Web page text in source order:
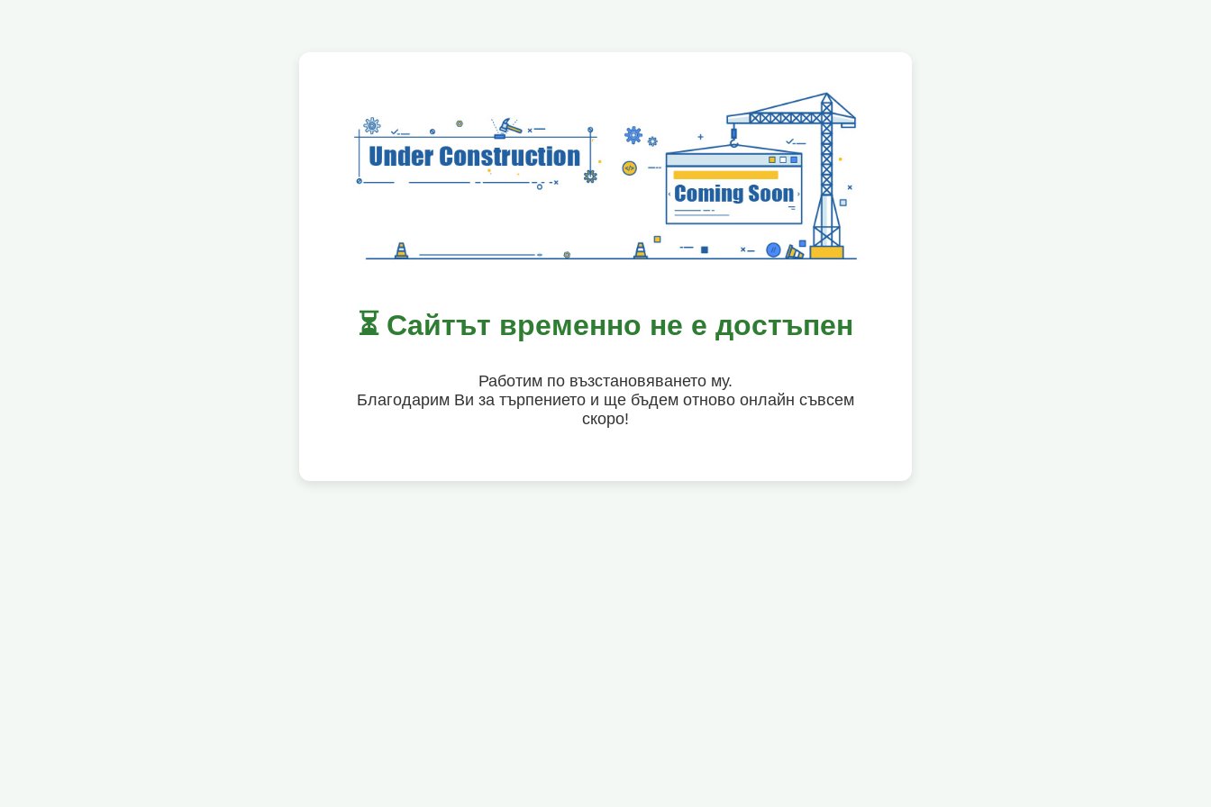
⏳ Сайтът временно не е достъпен
Работим по възстановяването му.
Благодарим Ви за търпението и ще бъдем отново онлайн съвсем
скоро!